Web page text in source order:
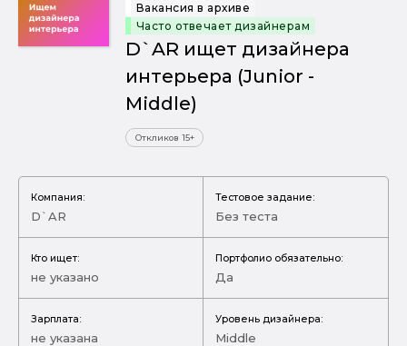
Вакансия в архиве
Часто отвечает дизайнерам
D`AR ищет дизайнера
интерьера (Junior -
Middle)
Откликов 15+
Компания:
D`AR
Тестовое задание:
Без теста
Кто ищет:
не указано
Портфолио обязательно:
Да
Зарплата:
не указана
Уровень дизайнера:
Middle